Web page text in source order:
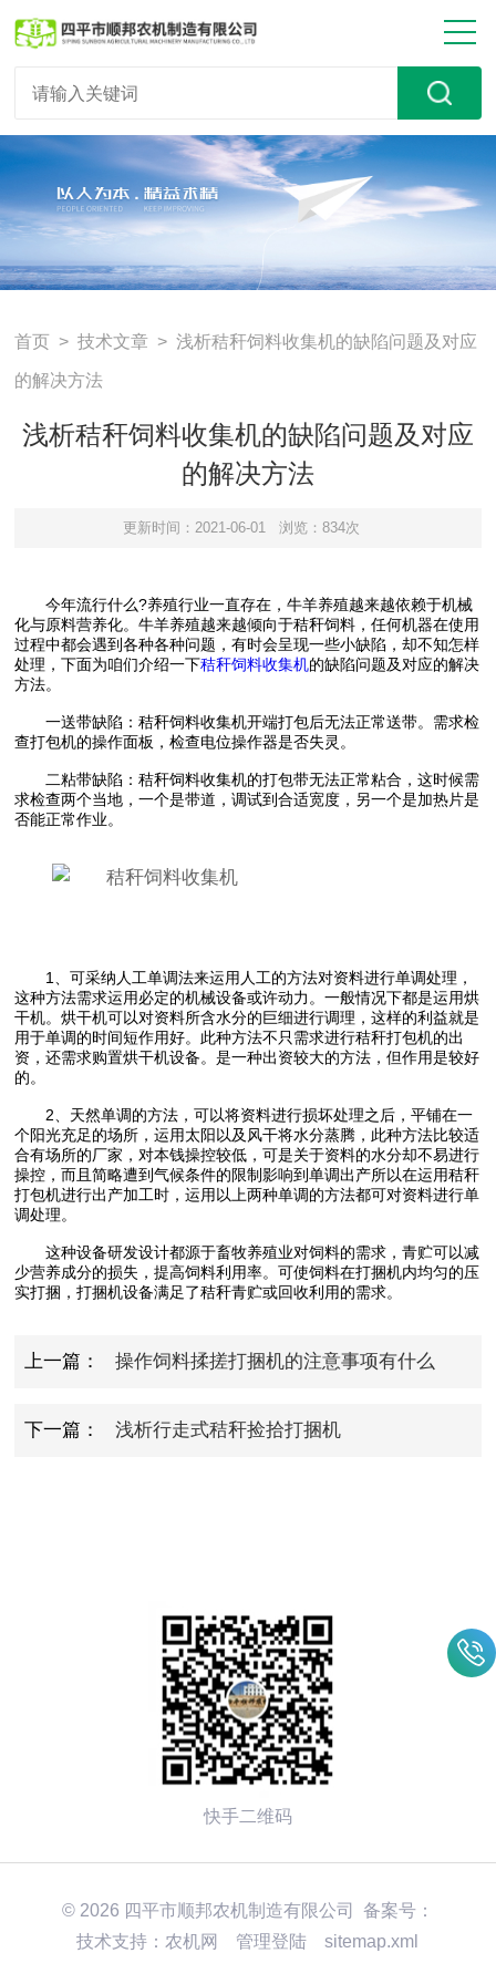
首页 >技术文章 > 浅析秸秆饲料收集机的缺陷问题及对应
的解决方法
浅析秸秆饲料收集机的缺陷问题及对应
的解决方法
更新时间：2021-06-01 浏览：834次
今年流行什么?养殖行业一直存在，牛羊养殖越来越依赖于机械
化与原料营养化。牛羊养殖越来越倾向于秸秆饲料，任何机器在使用
过程中都会遇到各种各种问题，有时会呈现一些小缺陷，却不知怎样
处理，下面为咱们介绍一下秸秆饲料收集机的缺陷问题及对应的解决
方法。
一送带缺陷：秸秆饲料收集机开端打包后无法正常送带。需求检
查打包机的操作面板，检查电位操作器是否失灵。
二粘带缺陷：秸秆饲料收集机的打包带无法正常粘合，这时候需
求检查两个当地，一个是带道，调试到合适宽度，另一个是加热片是
否能正常作业。
1、可采纳人工单调法来运用人工的方法对资料进行单调处理，
这种方法需求运用必定的机械设备或许动力。一般情况下都是运用烘
干机。烘干机可以对资料所含水分的巨细进行调理，这样的利益就是
用于单调的时间短作用好。此种方法不只需求进行秸秆打包机的出
资，还需求购置烘干机设备。是一种出资较大的方法，但作用是较好
的。
2、天然单调的方法，可以将资料进行损坏处理之后，平铺在一
个阳光充足的场所，运用太阳以及风干将水分蒸腾，此种方法比较适
合有场所的厂家，对本钱操控较低，可是关于资料的水分却不易进行
操控，而且简略遭到气候条件的限制影响到单调出产所以在运用秸秆
打包机进行出产加工时，运用以上两种单调的方法都可对资料进行单
调处理。
这种设备研发设计都源于畜牧养殖业对饲料的需求，青贮可以减
少营养成分的损失，提高饲料利用率。可使饲料在打捆机内均匀的压
实打捆，打捆机设备满足了秸秆青贮或回收利用的需求。
上一篇： 操作饲料揉搓打捆机的注意事项有什么
下一篇： 浅析行走式秸秆捡拾打捆机
快手二维码
© 2026 四平市顺邦农机制造有限公司 备案号：
技术支持： 农机网 管理登陆 sitemap.xml